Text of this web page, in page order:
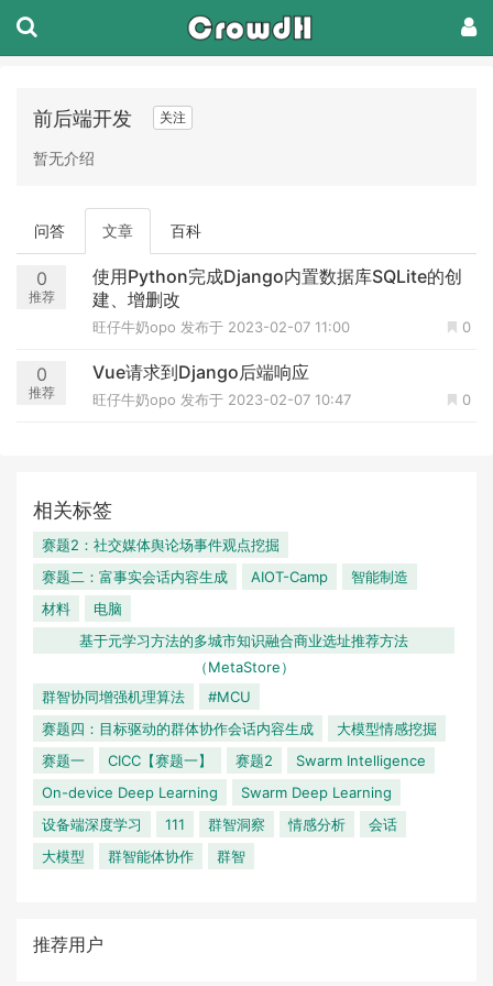
前后端开发 关注
暂无介绍
问答 文章 百科
0
推荐
使用Python完成Django内置数据库SQLite的创
建、增删改
0
旺仔牛奶opo 发布于 2023-02-07 11:00
0
推荐
Vue请求到Django后端响应
0
旺仔牛奶opo 发布于 2023-02-07 10:47
相关标签
赛题2：社交媒体舆论场事件观点挖掘
赛题二：富事实会话内容生成
AIOT-Camp
智能制造
材料
电脑
基于元学习方法的多城市知识融合商业选址推荐方法
（MetaStore）
群智协同增强机理算法
#MCU
赛题四：目标驱动的群体协作会话内容生成
大模型情感挖掘
赛题一
CICC【赛题一】 赛题2
Swarm Intelligence
On-device Deep Learning
Swarm Deep Learning
设备端深度学习
111 群智洞察 情感分析
会话
大模型
群智能体协作 群智
推荐用户